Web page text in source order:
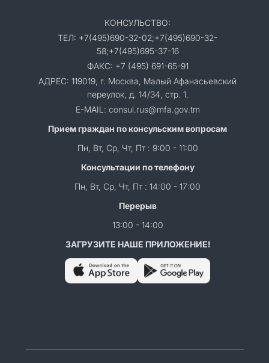
КОНСУЛЬСТВО:
ТЕЛ: +7(495)690-32-02;+7(495)690-32-
58;+7(495)695-37-16
ФАКС: +7 (495) 691-65-91
АДРЕС: 119019, г. Москва, Малый Афанасьевский
переулок, д. 14/34, стр. 1.
E-MAIL: consul.rus@mfa.gov.tm
Прием граждан по консульским вопросам
Пн, Вт, Ср, Чт, Пт : 9:00 - 11:00
Консультации по телефону
Пн, Вт, Ср, Чт, Пт : 14:00 - 17:00
Перерыв
13:00 - 14:00
ЗАГРУЗИТЕ НАШЕ ПРИЛОЖЕНИЕ!